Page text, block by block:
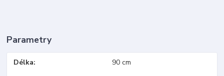
Parametry
Délka 90 cm